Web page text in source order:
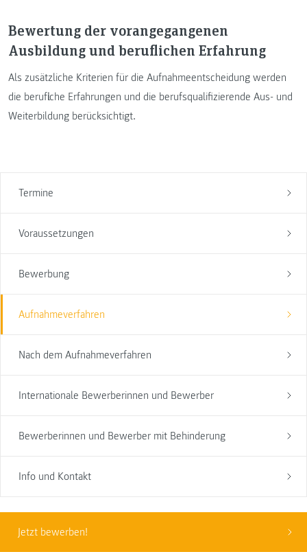
Termine
Voraussetzungen
Bewerbung
Aufnahmeverfahren
Nach dem Aufnahmeverfahren
Internationale Bewerberinnen und Bewerber
Bewerberinnen und Bewerber mit Behinderung
Info und Kontakt
Jetzt bewerben!
Bewertung der vorangegangenen
Ausbildung und beruflichen Erfahrung
Als zusätzliche Kriterien für die Aufnahmeentscheidung werden
die berufliche Erfahrungen und die berufsqualifizierende Aus- und
Weiterbildung berücksichtigt.